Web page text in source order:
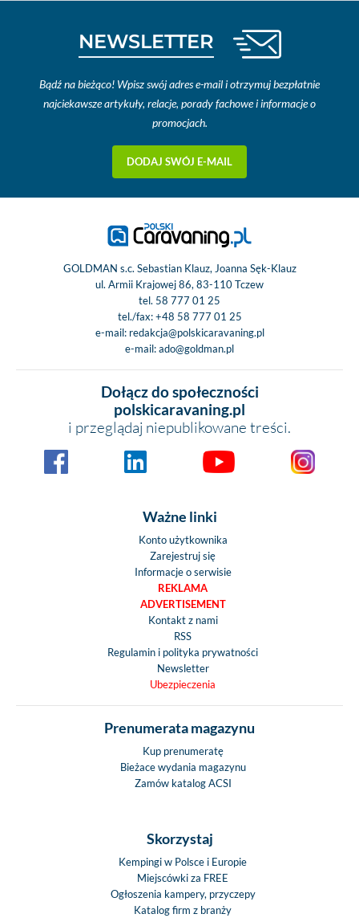
NEWSLETTER
Bądź na bieżąco! Wpisz swój adres e-mail i otrzymuj bezpłatnie
najciekawsze artykuły, relacje, porady fachowe i informacje o
promocjach.
DODAJ SWÓJ E-MAIL
GOLDMAN s.c. Sebastian Klauz, Joanna Sęk-Klauz
ul. Armii Krajowej 86, 83-110 Tczew
tel. 58 777 01 25
tel./fax:+48 58 777 01 25
e-mail: redakcja@polskicaravaning.pl
e-mail:ado@goldman.pl
Dołącz do społeczności
polskicaravaning.pl
i przeglądaj niepublikowane treści.
Ważne linki
Konto użytkownika
Zarejestruj się
Informacje o serwisie
REKLAMA
ADVERTISEMENT
Kontakt z nami
RSS
Regulamin i polityka prywatności
Newsletter
Ubezpieczenia
Prenumerata magazynu
Kup prenumeratę
Bieżace wydania magazynu
Zamów katalog ACSI
Skorzystaj
Kempingi w Polsce i Europie
Miejscówki za FREE
Ogłoszenia kampery, przyczepy
Katalog firm z branży